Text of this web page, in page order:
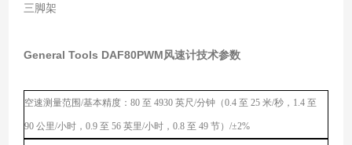
三脚架
General Tools DAF80PWM风速计技术参数
空速测量范围/基本精度：80 至 4930 英尺/分钟（0.4 至 25 米/秒，1.4 至
90 公里/小时，0.9 至 56 英里/小时，0.8 至 49 节）/±2%